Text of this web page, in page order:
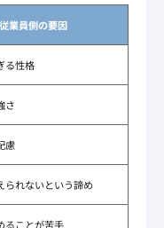
従業員側の要因
る性格
さ
慮
られないという諦め
ることが苦手